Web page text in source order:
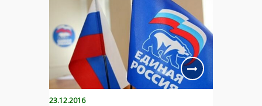
23.12.2016